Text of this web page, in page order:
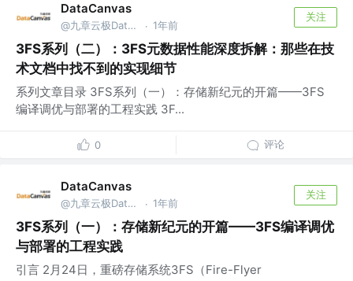
DataCanvas
@九章云极DataCanvas · 1年前
关注
3FS系列（二）：3FS元数据性能深度拆解：那些在技
术文档中找不到的实现细节
系列文章目录 3FS系列（一）：存储新纪元的开篇——3FS
编译调优与部署的工程实践 3F...
0 评论
DataCanvas
@九章云极DataCanvas · 1年前
关注
3FS系列（一）：存储新纪元的开篇——3FS编译调优
与部署的工程实践
引言 2月24日，重磅存储系统3FS（Fire-Flyer